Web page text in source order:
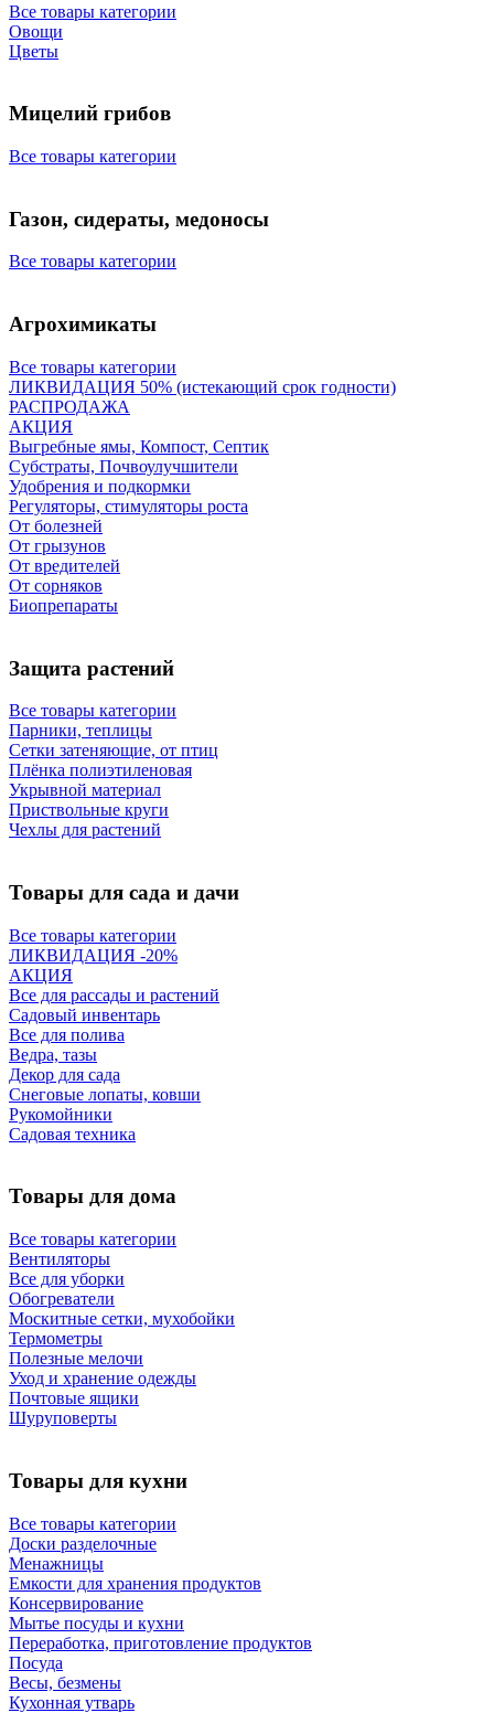
Все товары категории
Овощи
Цветы
Мицелий грибов
Все товары категории
Газон, сидераты, медоносы
Все товары категории
Агрохимикаты
Все товары категории
ЛИКВИДАЦИЯ 50% (истекающий срок годности)
РАСПРОДАЖА
АКЦИЯ
Выгребные ямы, Компост, Септик
Субстраты, Почвоулучшители
Удобрения и подкормки
Регуляторы, стимуляторы роста
От болезней
От грызунов
От вредителей
От сорняков
Биопрепараты
Защита растений
Все товары категории
Парники, теплицы
Сетки затеняющие, от птиц
Плёнка полиэтиленовая
Укрывной материал
Приствольные круги
Чехлы для растений
Товары для сада и дачи
Все товары категории
ЛИКВИДАЦИЯ -20%
АКЦИЯ
Все для рассады и растений
Садовый инвентарь
Все для полива
Ведра, тазы
Декор для сада
Снеговые лопаты, ковши
Рукомойники
Садовая техника
Товары для дома
Все товары категории
Вентиляторы
Все для уборки
Обогреватели
Москитные сетки, мухобойки
Термометры
Полезные мелочи
Уход и хранение одежды
Почтовые ящики
Шуруповерты
Товары для кухни
Все товары категории
Доски разделочные
Менажницы
Емкости для хранения продуктов
Консервирование
Мытье посуды и кухни
Переработка, приготовление продуктов
Посуда
Весы, безмены
Кухонная утварь